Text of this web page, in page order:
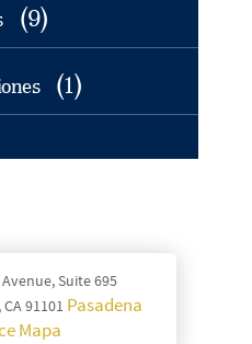
(9)
(1)
Avenue, Suite 695
91101 Pasadena
Mapa